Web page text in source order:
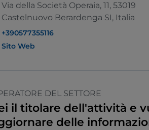
Via della Società Operaia, 11, 53019
Castelnuovo Berardenga SI, Italia
+390577355116
Sito Web
DEL SETTORE
il titolare dell'attività e
delle